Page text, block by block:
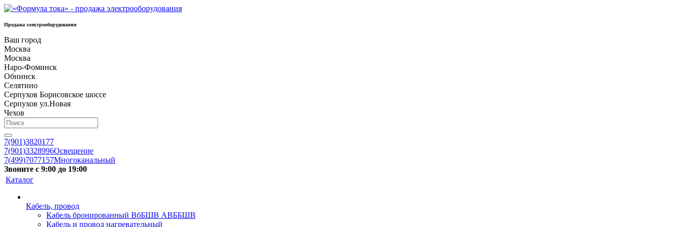
Продажа электрооборудования
Ваш город
Москва
Москва
Наро-Фоминск
Обнинск
Селятино
Серпухов Борисовское шоссе
Серпухов ул.Новая
Чехов
7(901)3820177
7(901)3328996Освещение
7(499)7077157Многоканальный
Звоните с 9:00 до 19:00
Каталог
Кабель, провод
Кабель бронированный ВбБШВ АВББШВ
Кабель и провод нагревательный